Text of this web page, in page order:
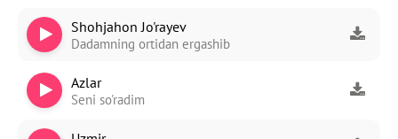
Shohjahon Jo'rayev
Dadamning ortidan ergashib
Azlar
Seni so'radim